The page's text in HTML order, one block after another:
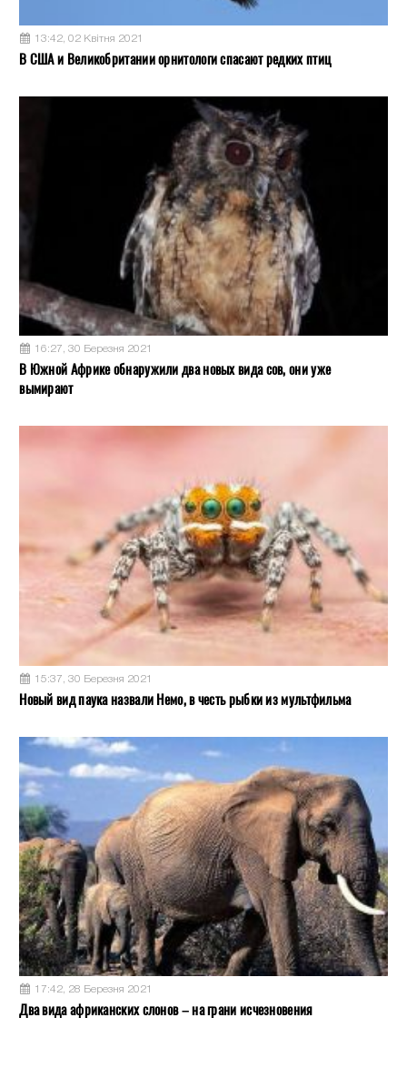
13:42, 02 Квітня 2021
В США и Великобритании орнитологи спасают редких птиц
16:27, 30 Березня 2021
В Южной Африке обнаружили два новых вида сов, они уже
вымирают
15:37, 30 Березня 2021
Новый вид паука назвали Немо, в честь рыбки из мультфильма
17:42, 28 Березня 2021
Два вида африканских слонов – на грани исчезновения